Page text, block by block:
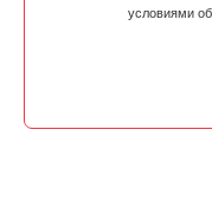
условиями